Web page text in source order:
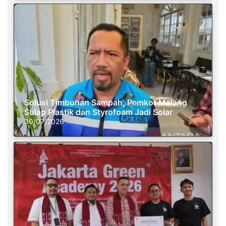
Solusi Timbunan Sampah, Pemkot Malang
Sulap Plastik dan Styrofoam Jadi Solar
30/07/2026